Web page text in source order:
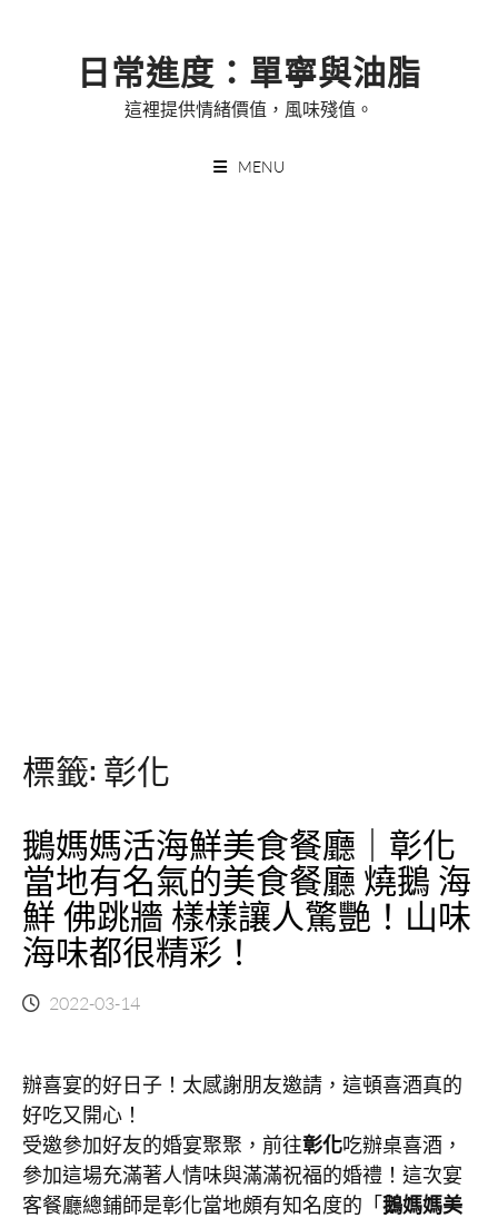
日常進度：單寧與油脂
這裡提供情緒價值，風味殘值。
MENU
標籤: 彰化
鵝媽媽活海鮮美食餐廳｜彰化
當地有名氣的美食餐廳 燒鵝 海
鮮 佛跳牆 樣樣讓人驚艷！山味
海味都很精彩！
2022-03-14
辦喜宴的好日子！太感謝朋友邀請，這頓喜酒真的
好吃又開心！
受邀參加好友的婚宴聚聚，前往彰化吃辦桌喜酒，
參加這場充滿著人情味與滿滿祝福的婚禮！這次宴
客餐廳總鋪師是彰化當地頗有知名度的「鵝媽媽美